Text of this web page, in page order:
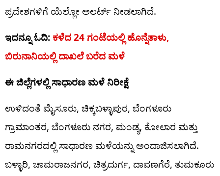
ಪ್ರದೇಶಗಳಿಗೆ ಯೆಲ್ಲೋ ಅಲರ್ಟ್​​ ನೀಡಲಾಗಿದೆ.
ಇದನ್ನೂ ಓದಿ: ಕಳೆದ 24 ಗಂಟೆಯಲ್ಲಿ ಹೊನ್ನೆತಾಳು,
ಬಿರುನಾನಿಯಲ್ಲಿ ದಾಖಲೆ ಬರೆದ ಮಳೆ
ಈ ಜಿಲ್ಲೆಗಳಲ್ಲಿ ಸಾಧಾರಣ ಮಳೆ ನಿರೀಕ್ಷೆ
ಉಳಿದಂತೆ ಮೈಸೂರು, ಚಿಕ್ಕಬಳ್ಳಾಪುರ, ಬೆಂಗಳೂರು
ಗ್ರಾಮಾಂತರ, ಬೆಂಗಳೂರು ನಗರ, ಮಂಡ್ಯ, ಕೋಲಾರ ಮತ್ತು
ರಾಮನಗರದಲ್ಲಿ ಸಾಧಾರಣ ಮಳೆಯನ್ನು ಅಂದಾಜಿಸಲಾಗಿದೆ.
ಬಳ್ಳಾರಿ, ಚಾಮರಾಜನಗರ, ಚಿತ್ರದುರ್ಗ, ದಾವಣಗೆರೆ, ತುಮಕೂರು